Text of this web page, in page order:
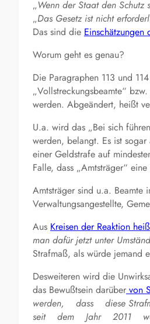
„Wenn der Staat den Schutz
„Das Gesetz ist nicht
Das sind die Einschätzungen
Worum geht es genau?
Die Paragraphen 113 und
„Vollstreckungsbeamte“
werden. Abgeändert, heißt
U.a. wird das „Bei sich
werden, belangt. Es ist
einer Geldstrafe auf
Falle, dass „Amtsträger“
Amtsträger sind u.a. Beamte
Verwaltungsangestellte,
Aus Kreisen der Reaktion
man dafür jetzt unter
Strafmaß, als würde jemand
Desweiteren wird die
das Bewußtsein darüber von
werden, dass diese
seit dem Jahr 2011 weiter